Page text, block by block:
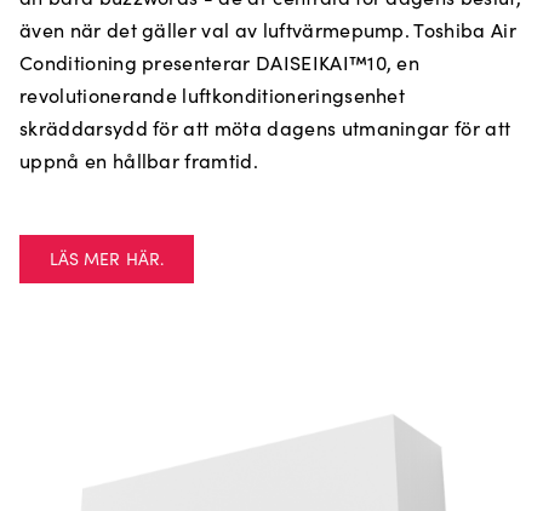
även när det gäller val av luftvärmepump. Toshiba Air
Conditioning presenterar DAISEIKAI™10, en
revolutionerande luftkonditioneringsenhet
skräddarsydd för att möta dagens utmaningar för att
uppnå en hållbar framtid.
LÄS MER HÄR.